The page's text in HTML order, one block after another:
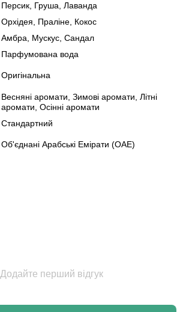
Персик, Груша, Лаванда
Орхідея, Праліне, Кокос
Амбра, Мускус, Сандал
Парфумована вода
Оригінальна
Весняні аромати, Зимові аромати, Літні
аромати, Осінні аромати
Стандартний
Об'єднані Арабські Емірати (ОАЕ)
Додайте перший відгук